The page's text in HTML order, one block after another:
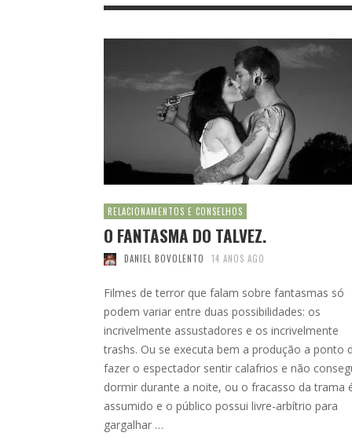
RELACIONAMENTOS E CONSELHOS
O FANTASMA DO TALVEZ.
DANIEL BOVOLENTO 14 ANOS AGO
Filmes de terror que falam sobre fantasmas só
podem variar entre duas possibilidades: os
incrivelmente assustadores e os incrivelmente
trashs. Ou se executa bem a produção a ponto
fazer o espectador sentir calafrios e não
dormir durante a noite, ou o fracasso da trama
assumido e o público possui livre-arbítrio para
gargalhar …